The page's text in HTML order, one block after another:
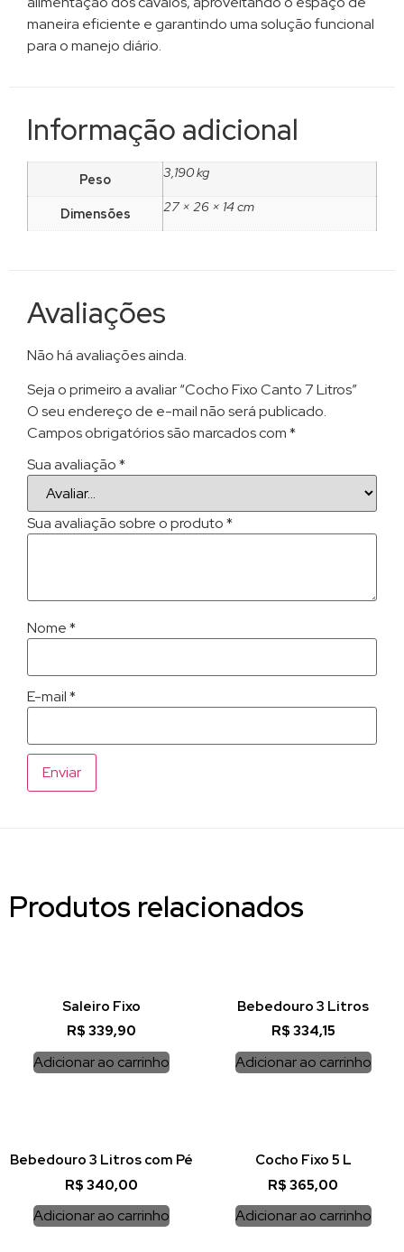
maneira eficiente e garantindo uma solução funcional
para o manejo diário.
Informação adicional
Peso 3,190 kg
Dimensões 27 × 26 × 14 cm
Avaliações
Não há avaliações ainda.
Seja o primeiro a avaliar “Cocho Fixo Canto 7 Litros”
O seu endereço de e-mail não será publicado.
Campos obrigatórios são marcados com*
Sua avaliação*
Sua avaliação sobre o produto*
Nome*
E-mail*
Produtos relacionados
Saleiro Fixo
R$ 339,90
Adicionar ao carrinho
Bebedouro 3 Litros
R$ 334,15
Adicionar ao carrinho
Bebedouro 3 Litros com Pé
R$ 340,00
Adicionar ao carrinho
Cocho Fixo 5 L
R$ 365,00
Adicionar ao carrinho